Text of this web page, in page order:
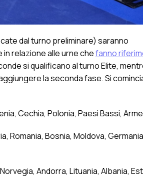
dal turno preliminare) saranno
relazione alle urne chefanno
si qualificano al turno Elite,
la seconda fase. Si
Cechia, Polonia, Paesi Bassi,
Romania, Bosnia, Moldova,
Andorra, Lituania, Albania,